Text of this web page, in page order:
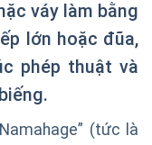
váy làm bằng
lớn hoặc đũa,
phép thuật và
(tức là